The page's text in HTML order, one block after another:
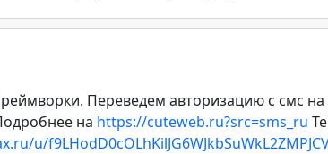
Переведем авторизацию с смс
на https://cuteweb.ru?src=sms_ru
u/